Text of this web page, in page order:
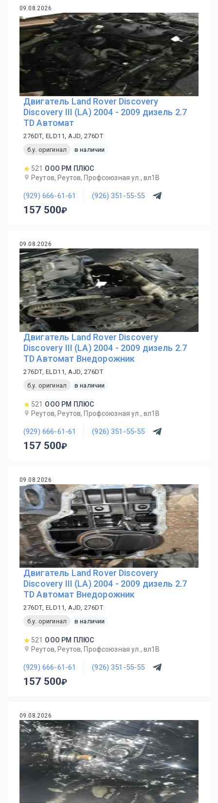
09.08.2026
Двигатель Land Rover Discovery
Discovery III (LA) 2004 - 2009 дизель 2.7
TD Автомат
276DT, ELD11, AJD, 276DT
б.у. оригинал
в наличии
521 ООО РМ ПЛЮС
Реутов, Реутов, Профсоюзная ул., вл1В
(929) 666-61-61 (926) 351-55-55
157 500
09.08.2026
Двигатель Land Rover Discovery
Discovery III (LA) 2004 - 2009 дизель 2.7
TD Автомат Внедорожник
276DT, ELD11, AJD, 276DT
б.у. оригинал
в наличии
521 ООО РМ ПЛЮС
Реутов, Реутов, Профсоюзная ул., вл1В
(929) 666-61-61 (926) 351-55-55
157 500
09.08.2026
Двигатель Land Rover Discovery
Discovery III (LA) 2004 - 2009 дизель 2.7
TD Автомат Внедорожник
276DT, ELD11, AJD, 276DT
б.у. оригинал
в наличии
521 ООО РМ ПЛЮС
Реутов, Реутов, Профсоюзная ул., вл1В
(929) 666-61-61 (926) 351-55-55
157 500
09.08.2026